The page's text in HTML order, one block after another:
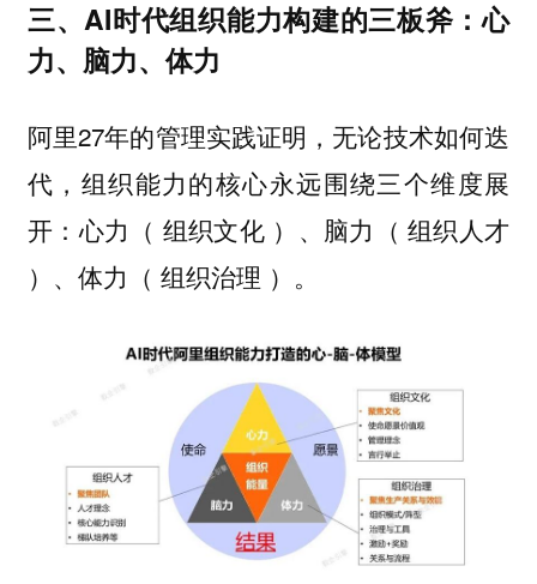
三、AI时代组织能力构建的三板斧：心
力、脑力、体力
阿里27年的管理实践证明，无论技术如何迭
代，组织能力的核心永远围绕三个维度展
开：心力（ 组织文化 ）、脑力（ 组织人才
）、体力（ 组织治理 ）。